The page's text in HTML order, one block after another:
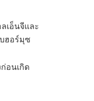
เอ็นจีและ
ฮอร์มุซ
อนเกิด